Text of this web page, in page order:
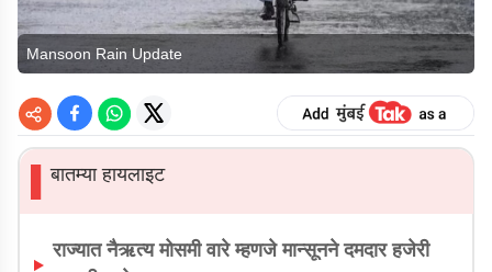
Mansoon Rain Update
▌बातम्या हायलाइट
राज्यात नैऋत्य मोसमी वारे म्हणजे मान्सूनने दमदार हजेरी